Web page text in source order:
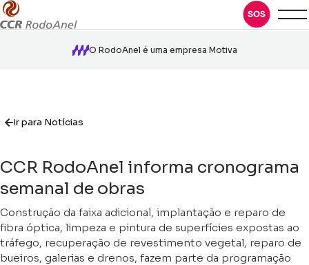
O RodoAnel é uma empresa Motiva
Ir para Notícias
CCR RodoAnel informa cronograma
semanal de obras
Construção da faixa adicional, implantação e reparo de
fibra óptica, limpeza e pintura de superfícies expostas ao
tráfego, recuperação de revestimento vegetal, reparo de
bueiros, galerias e drenos, fazem parte da programação